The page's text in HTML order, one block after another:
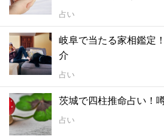
占い
岐阜で当たる家相鑑定
介
占い
茨城で四柱推命占い！
占い